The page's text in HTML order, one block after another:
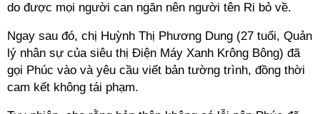
do được mọi người can ngăn nên người tên Ri bỏ về.
Ngay sau đó, chị Huỳnh Thị Phương Dung (27 tuổi, Quản
lý nhân sự của siêu thị Điện Máy Xanh Krông Bông) đã
gọi Phúc vào và yêu cầu viết bản tường trình, đồng thời
cam kết không tái phạm.